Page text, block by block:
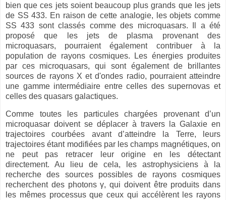
bien que ces jets soient beaucoup plus grands que les jets
de SS 433. En raison de cette analogie, les objets comme
SS 433 sont classés comme des microquasars. Il a été
proposé que les jets de plasma provenant des
microquasars, pourraient également contribuer à la
population de rayons cosmiques. Les énergies produites
par ces microquasars, qui sont également de brillantes
sources de rayons X et d'ondes radio, pourraient atteindre
une gamme intermédiaire entre celles des supernovas et
celles des quasars galactiques.
Comme toutes les particules chargées provenant d’un
microquasar doivent se déplacer à travers la Galaxie en
trajectoires courbées avant d’atteindre la Terre, leurs
trajectoires étant modifiées par les champs magnétiques, on
ne peut pas retracer leur origine en les détectant
directement. Au lieu de cela, les astrophysiciens à la
recherche des sources possibles de rayons cosmiques
recherchent des photons γ, qui doivent être produits dans
les mêmes processus que ceux qui accélèrent les rayons